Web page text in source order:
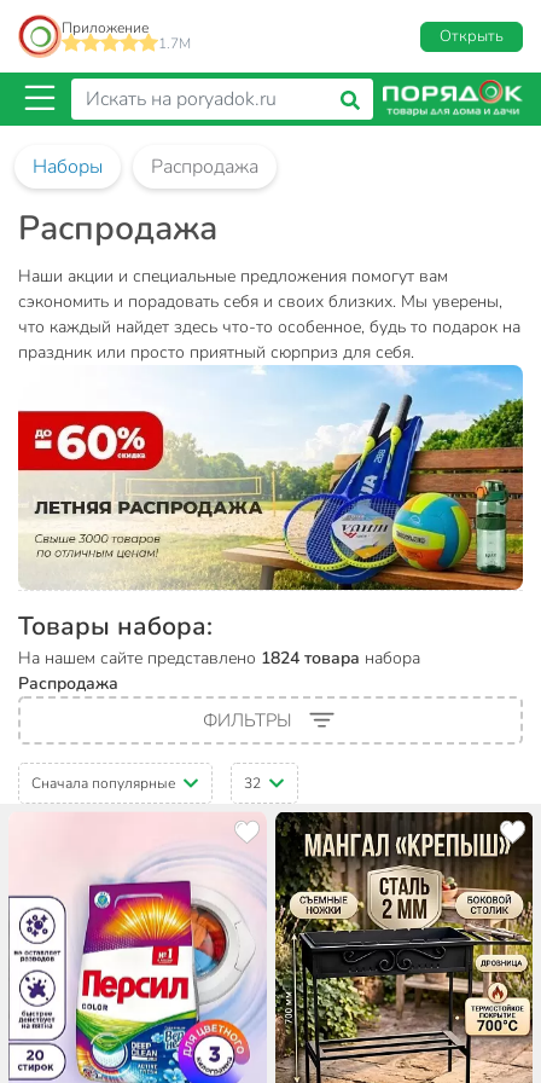
Приложение
1.7M
Открыть
Наборы Распродажа
Распродажа
Наши акции и специальные предложения помогут вам
сэкономить и порадовать себя и своих близких. Мы уверены,
что каждый найдет здесь что-то особенное, будь то подарок на
праздник или просто приятный сюрприз для себя.
Товары набора:
На нашем сайте представлено 1824 товара набора
Распродажа
ФИЛЬТРЫ
Сначала популярные 32